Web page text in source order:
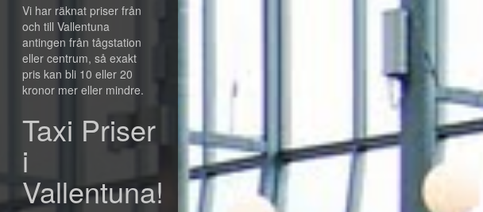
Vi har räknat priser från
och till Vallentuna
antingen från tågstation
eller centrum, så exakt
pris kan bli 10 eller 20
kronor mer eller mindre.
Taxi Priser
i
Vallentuna!